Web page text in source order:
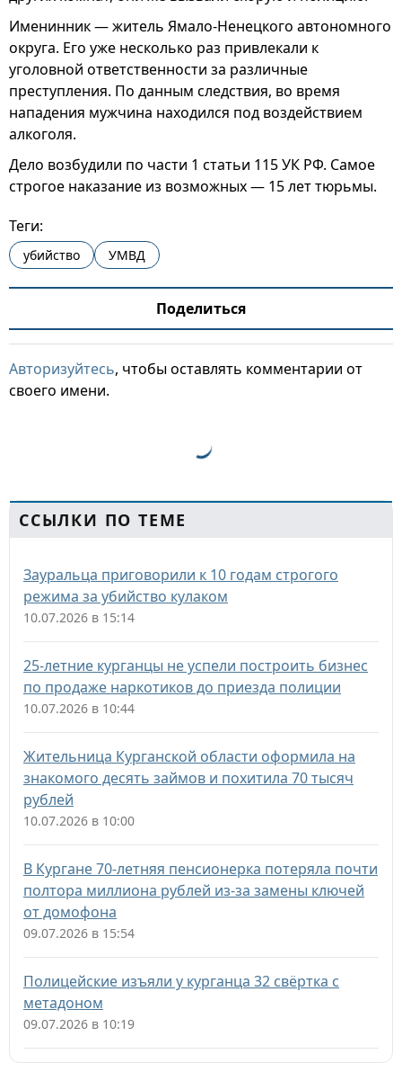
Именинник — житель Ямало-Ненецкого автономного
округа. Его уже несколько раз привлекали к
уголовной ответственности за различные
преступления. По данным следствия, во время
нападения мужчина находился под воздействием
алкоголя.
Дело возбудили по части 1 статьи 115 УК РФ. Самое
строгое наказание из возможных — 15 лет тюрьмы.
Теги:
убийство УМВД
Поделиться
Авторизуйтесь, чтобы оставлять комментарии от
своего имени.
ССЫЛКИ ПО ТЕМЕ
Зауральца приговорили к 10 годам строгого
режима за убийство кулаком
10.07.2026 в 15:14
25-летние курганцы не успели построить бизнес
по продаже наркотиков до приезда полиции
10.07.2026 в 10:44
Жительница Курганской области оформила на
знакомого десять займов и похитила 70 тысяч
рублей
10.07.2026 в 10:00
В Кургане 70-летняя пенсионерка потеряла почти
полтора миллиона рублей из-за замены ключей
от домофона
09.07.2026 в 15:54
Полицейские изъяли у курганца 32 свёртка с
метадоном
09.07.2026 в 10:19